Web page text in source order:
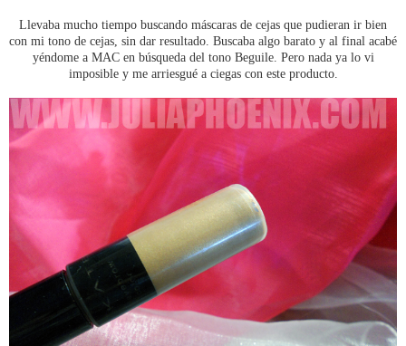
Llevaba mucho tiempo buscando máscaras de cejas que pudieran ir bien
con mi tono de cejas, sin dar resultado. Buscaba algo barato y al final acabé
yéndome a MAC en búsqueda del tono Beguile. Pero nada ya lo vi
imposible y me arriesgué a ciegas con este producto.